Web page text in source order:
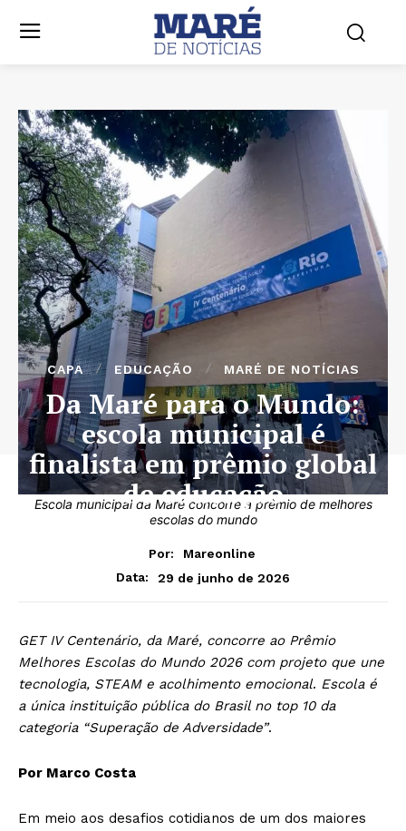
Escola municipal da Maré concorre a prêmio de melhores
escolas do mundo
CAPA EDUCAÇÃO MARÉ DE NOTÍCIAS
Da Maré para o Mundo:
escola municipal é
finalista em prêmio global
de educação
Por:
Mareonline
Data:
29 de junho de 2026
GET IV Centenário, da Maré, concorre ao Prêmio
Melhores Escolas do Mundo 2026 com projeto que une
tecnologia, STEAM e acolhimento emocional. Escola é
a única instituição pública do Brasil no top 10 da
categoria “Superação de Adversidade”.
Por Marco Costa
Em meio aos desafios cotidianos de um dos maiores